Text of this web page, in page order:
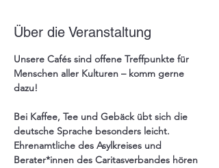
Über die Veranstaltung
Unsere Cafés sind offene Treffpunkte für
Menschen aller Kulturen – komm gerne
dazu!
Bei Kaffee, Tee und Gebäck übt sich die
deutsche Sprache besonders leicht.
Ehrenamtliche des Asylkreises und
Berater*innen des Caritasverbandes hören